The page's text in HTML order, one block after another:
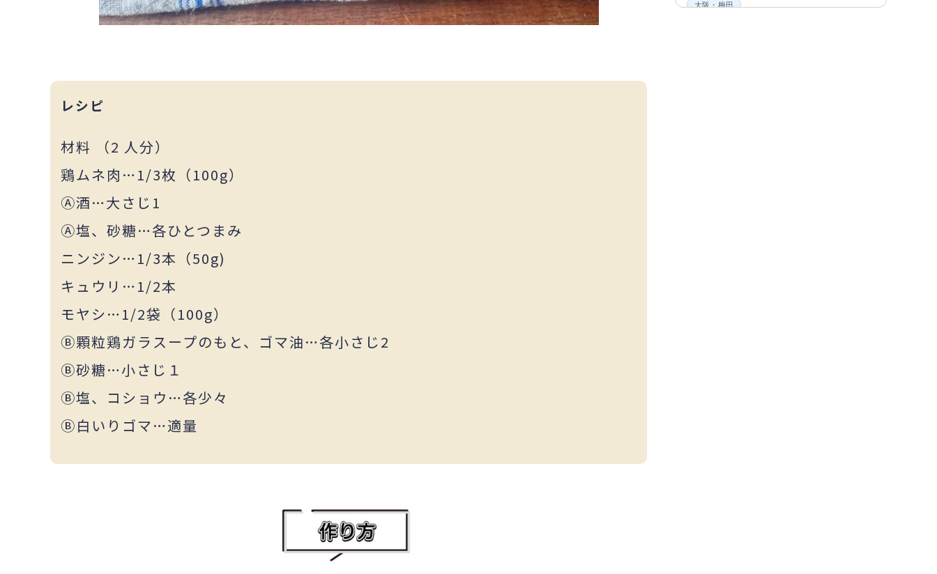
レシピ
材料 （2 人分）
鶏ムネ肉…1/3枚（100g）
Ⓐ酒…大さじ1
Ⓐ塩、砂糖…各ひとつまみ
ニンジン…1/3本（50g)
キュウリ…1/2本
モヤシ…1/2袋（100g）
Ⓑ顆粒鶏ガラスープのもと、ゴマ油…各小さじ2
Ⓑ砂糖…小さじ１
Ⓑ塩、コショウ…各少々
Ⓑ白いりゴマ…適量
大阪・梅田